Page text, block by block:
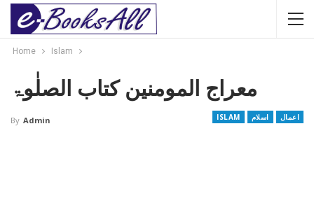
Home Islam
معراج المومنین کتاب الصلٰوۃ
ISLAM اسلام اعمال By Admin